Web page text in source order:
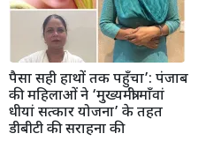
पैसा सही हाथों तक पहुँचा’: पंजाब
की महिलाओं ने ‘मुख्यमंत्री माँवां
धीयां सत्कार योजना’ के तहत
डीबीटी की सराहना की